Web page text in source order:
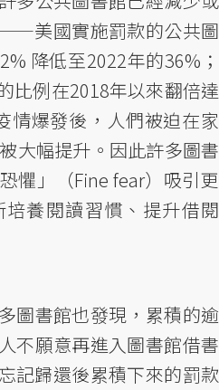
美國實施罰款的公共圖
降低至2022年的36%；
比例在2018年以來翻倍達
爆發後，人們被迫在家
大幅提升。因此許多圖書
懼」（Fine fear）吸引更
養閱讀習慣、提升借閱
圖書館也發現，累積的逾
不願意再進入圖書館借書
歸還後累積下來的罰款